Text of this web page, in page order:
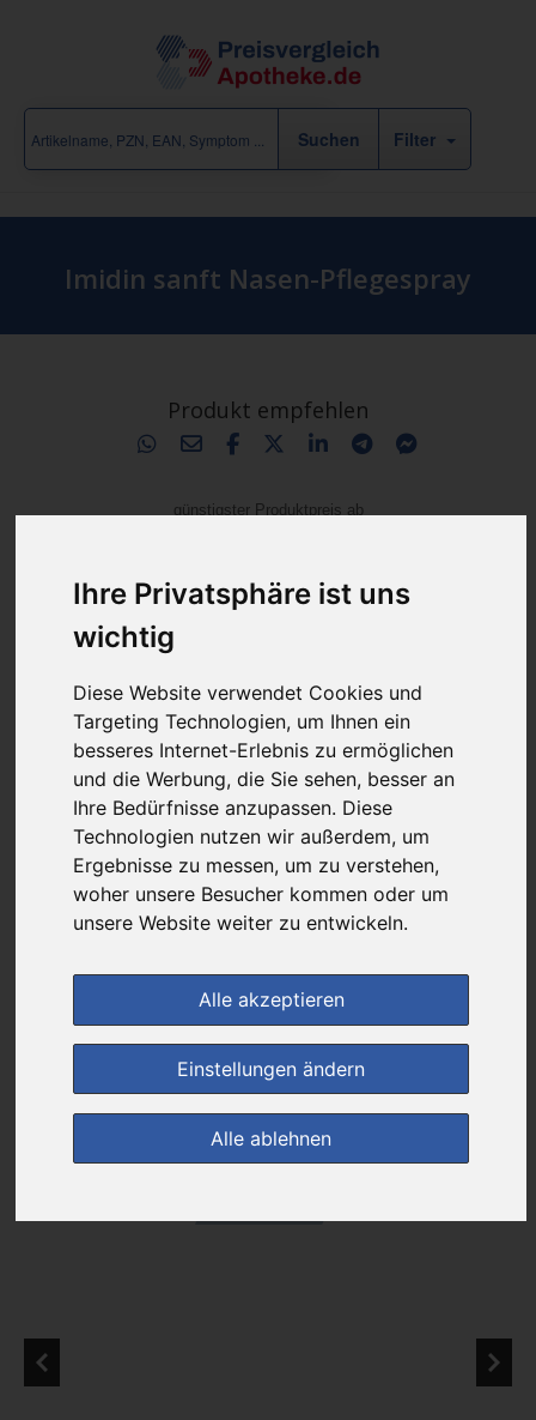
Ihre Privatsphäre ist uns
wichtig
Diese Website verwendet Cookies und
Targeting Technologien, um Ihnen ein
besseres Internet-Erlebnis zu ermöglichen
und die Werbung, die Sie sehen, besser an
Ihre Bedürfnisse anzupassen. Diese
Technologien nutzen wir außerdem, um
Ergebnisse zu messen, um zu verstehen,
woher unsere Besucher kommen oder um
unsere Website weiter zu entwickeln.
Alle akzeptieren
Einstellungen ändern
Alle ablehnen
Filter
Imidin sanft Nasen-Pflegespray
Produkt empfehlen
günstigster Produktpreis ab
2,35 €
Luitpold Apotheke-medikamente-per-
+ 3,50 € Versandkosten
& inkl. MwSt.
Ersparnis: 70%oder5,43 € 4
Preis pro 1 ML / 0,12 €
Daten vom 07.08.2026 07:39 Uhr
im Shop bestellen
zur Einkaufsliste